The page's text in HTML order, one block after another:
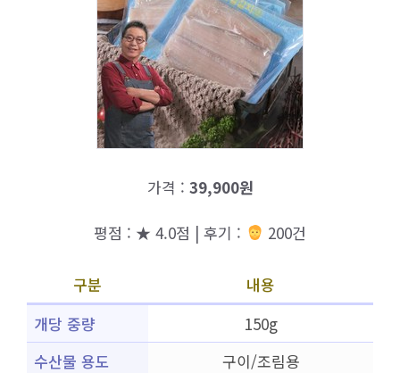
가격 : 39,900원
평점 : ★ 4.0점 | 후기 : 200건
구분
내용
개당 중량
150g
수산물 용도
구이/조림용